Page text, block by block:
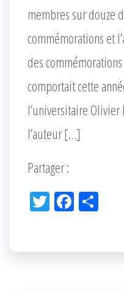
membres sur douze
commémorations et
des
comportait cette
l’universitaire
l’auteur […]
Partager :
Tw Fac
k r